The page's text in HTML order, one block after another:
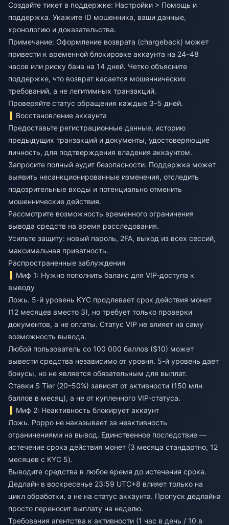
Создайте тикет в поддержке: Настройки > Помощь и
поддержка. Укажите ID мошенника, ваши данные,
хронологию и доказательства.
Примечание: Оформление возврата (chargeback) может
привести к временной блокировке аккаунта на 24–48
часов или риску бана на 14 дней. Четко объясните
поддержке, что возврат касается мошеннических
требований, а не легитимных транзакций.
Проверяйте статус обращения каждые 3–5 дней.
Восстановление аккаунта
Предоставьте регистрационные данные, историю
предыдущих транзакций и документы, удостоверяющие
личность, для подтверждения владения аккаунтом.
Запросите полный аудит безопасности. Поддержка может
выявить несанкционированные изменения, отследить
подозрительные входы и потенциально отменить
мошеннические действия.
Рассмотрите возможность временного ограничения
вывода средств на время расследования.
Усильте защиту: новый пароль, 2FA, выход из всех сессий,
максимальная приватность.
Распространенные заблуждения
Миф 1: Нужно пополнить баланс для VIP-доступа к
выводу
Ложь. 5-й уровень KYC продлевает срок действия монет
(12 месяцев вместо 3), но требует только проверки
документов, а не оплаты. Статус VIP не влияет на саму
возможность вывода.
Любой пользователь со 100 000 баллов ($10) может
вывести средства независимо от уровня. 5-й уровень дает
бонусы, но не является обязательным для выплат.
Ставки S Tier (20–50%) зависят от активности (150 млн
баллов в месяц), а не от купленного VIP-статуса.
Миф 2: Неактивность блокирует аккаунт
Ложь. Poppo не наказывает за неактивность
ограничениями на вывод. Единственное последствие —
истечение срока действия монет (3 месяца стандартно, 12
месяцев с KYC 5).
Выводите средства в любое время до истечения срока.
Дедлайн в воскресенье 23:59 UTC+8 влияет только на
цикл обработки, а не на статус аккаунта. Пропуск дедлайна
просто переносит выплату на неделю.
Требования агентства к активности (1 час в день / 10 в